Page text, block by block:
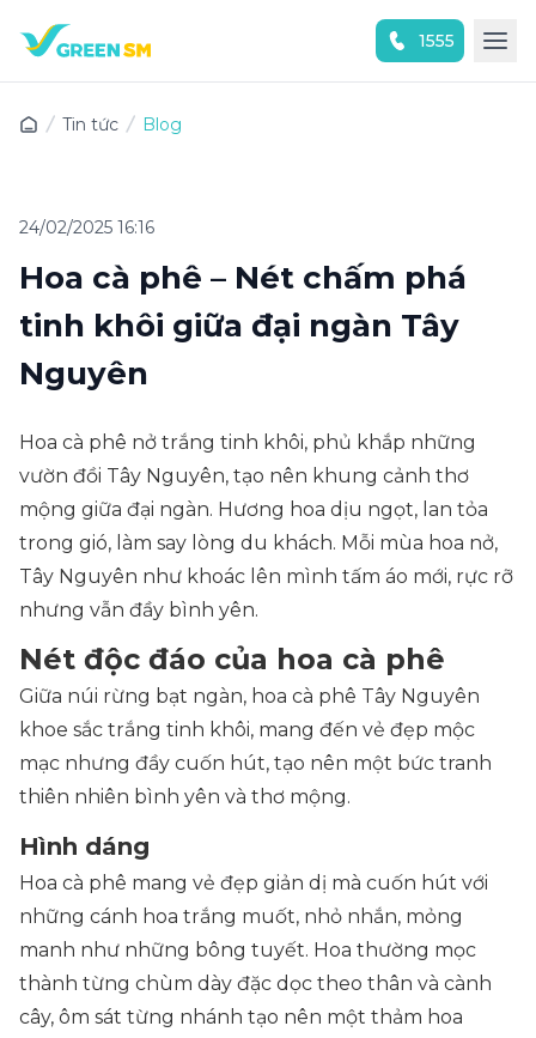
1555
Tin tức Blog
24/02/2025 16:16
Hoa cà phê – Nét chấm phá
tinh khôi giữa đại ngàn Tây
Nguyên
Hoa cà phê nở trắng tinh khôi, phủ khắp những
vườn đồi Tây Nguyên, tạo nên khung cảnh thơ
mộng giữa đại ngàn. Hương hoa dịu ngọt, lan tỏa
trong gió, làm say lòng du khách. Mỗi mùa hoa nở,
Tây Nguyên như khoác lên mình tấm áo mới, rực rỡ
nhưng vẫn đầy bình yên.
Nét độc đáo của hoa cà phê
Giữa núi rừng bạt ngàn, hoa cà phê Tây Nguyên
khoe sắc trắng tinh khôi, mang đến vẻ đẹp mộc
mạc nhưng đầy cuốn hút, tạo nên một bức tranh
thiên nhiên bình yên và thơ mộng.
Hình dáng
Hoa cà phê mang vẻ đẹp giản dị mà cuốn hút với
những cánh hoa trắng muốt, nhỏ nhắn, mỏng
manh như những bông tuyết. Hoa thường mọc
thành từng chùm dày đặc dọc theo thân và cành
cây, ôm sát từng nhánh tạo nên một thảm hoa